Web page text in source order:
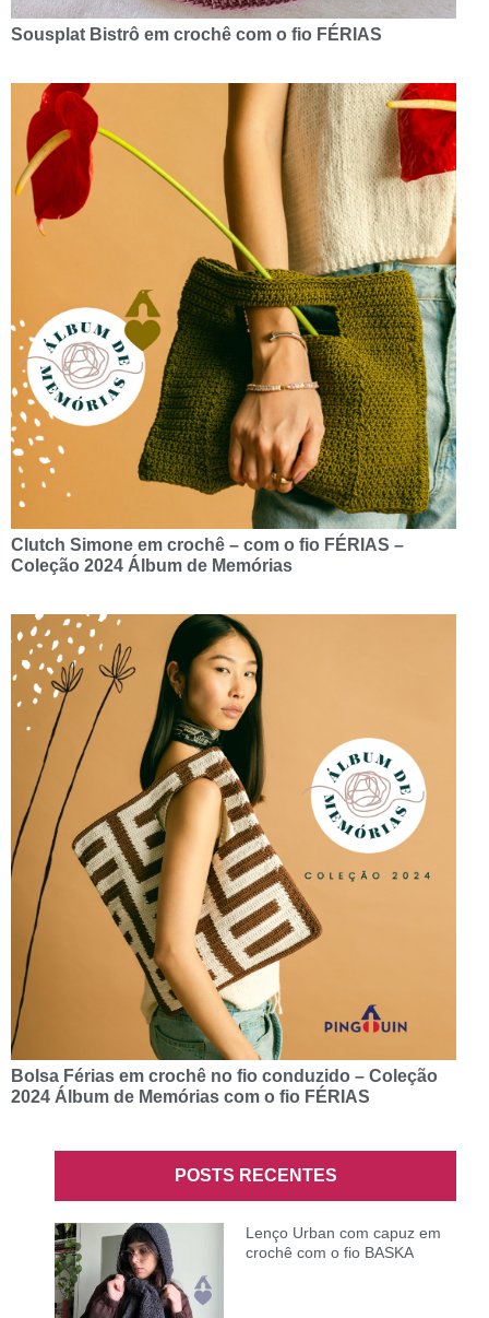
Sousplat Bistrô em crochê com o fio FÉRIAS
Clutch Simone em crochê – com o fio FÉRIAS –
Coleção 2024 Álbum de Memórias
Bolsa Férias em crochê no fio conduzido – Coleção
2024 Álbum de Memórias com o fio FÉRIAS
POSTS RECENTES
Lenço Urban com capuz em
crochê com o fio BASKA